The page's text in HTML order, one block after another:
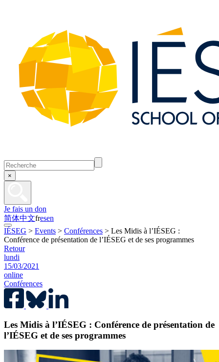
×
Je fais un don
简体中文fresen
IÉSEG > Events > Conférences > Les Midis à l’IÉSEG :
Conférence de présentation de l’IÉSEG et de ses programmes
Retour
lundi
15/03/2021
online
Conférences
Les Midis à l’IÉSEG : Conférence de présentation de
l’IÉSEG et de ses programmes